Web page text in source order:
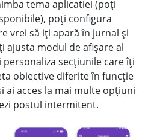
tema aplicatiei (poți
poți configura
vrei să iți apară în jurnal și
ajusta modul de afișare al
secțiunile care îți
obiective diferite în funcție
ai acces la mai multe opțiuni
postul intermitent.